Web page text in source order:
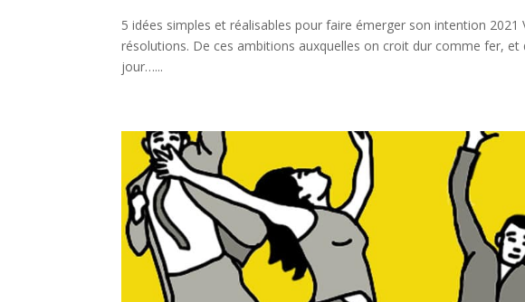
5 idées simples et réalisables pour faire émerger son intention 2021
résolutions. De ces ambitions auxquelles on croit dur comme fer, et
jour…...